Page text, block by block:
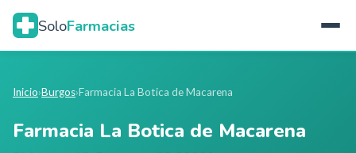
SoloFarmacias
Inicio›Burgos›Farmacia La Botica de Macarena
Farmacia La Botica de Macarena